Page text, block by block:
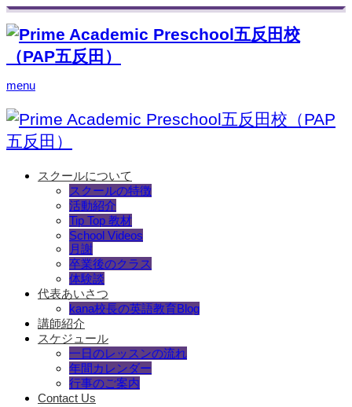
menu
スクールについて
スクールの特徴
活動紹介
Tip Top 教材
School Videos
月謝
卒業後のクラス
体験談
代表あいさつ
kana校長の英語教育Blog
講師紹介
スケジュール
一日のレッスンの流れ
年間カレンダー
行事のご案内
Contact Us